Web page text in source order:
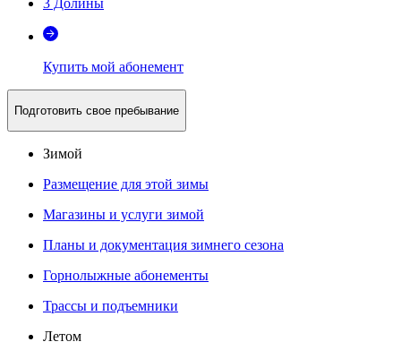
Купить мой абонемент
Подготовить свое пребывание
Зимой
Размещение для этой зимы
Магазины и услуги зимой
Планы и документация зимнего сезона
Горнолыжные абонементы
Трассы и подъемники
Летом